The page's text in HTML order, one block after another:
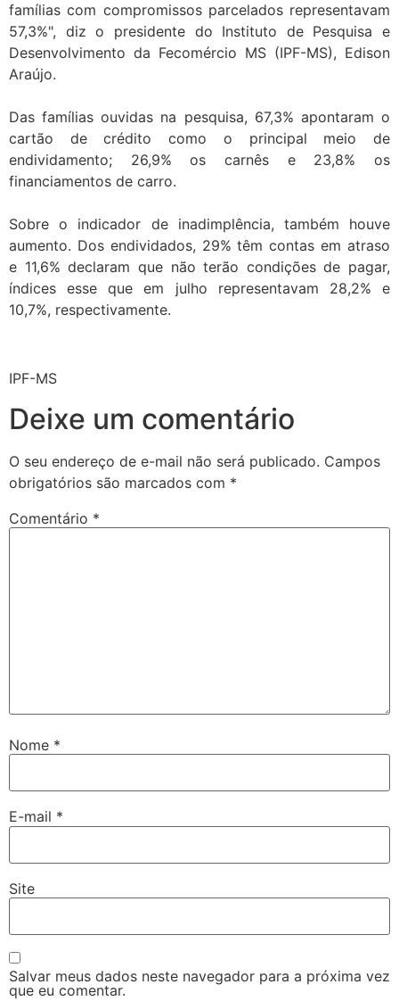
famílias com compromissos parcelados representavam
57,3%", diz o presidente do Instituto de Pesquisa e
Desenvolvimento da Fecomércio MS (IPF-MS), Edison
Araújo.
Das famílias ouvidas na pesquisa, 67,3% apontaram o
cartão de crédito como o principal meio de
endividamento; 26,9% os carnês e 23,8% os
financiamentos de carro.
Sobre o indicador de inadimplência, também houve
aumento. Dos endividados, 29% têm contas em atraso
e 11,6% declaram que não terão condições de pagar,
índices esse que em julho representavam 28,2% e
10,7%, respectivamente.
IPF-MS
Deixe um comentário
O seu endereço de e-mail não será publicado. Campos
obrigatórios são marcados com *
Comentário *
Nome *
E-mail *
Site
Salvar meus dados neste navegador para a próxima vez
que eu comentar.